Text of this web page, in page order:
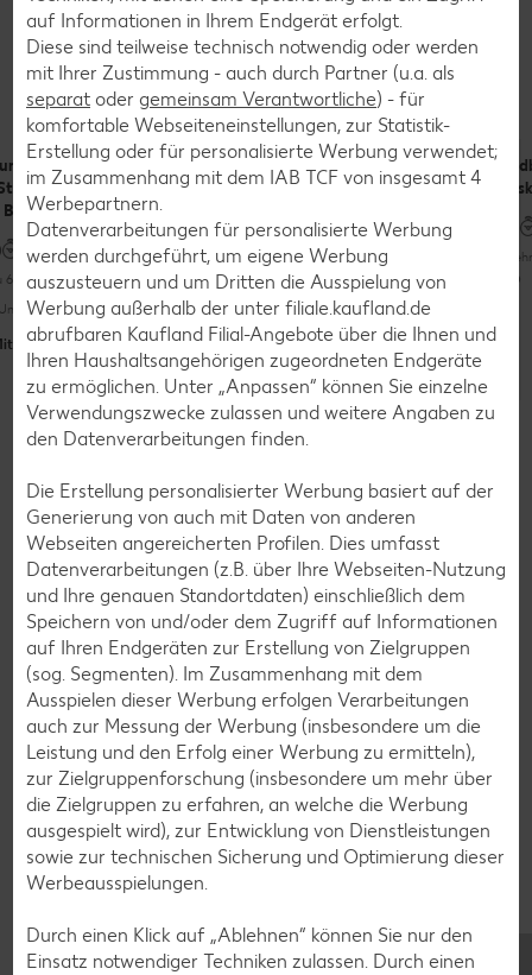
Rezepte
Leckere Backrezepte mit Backpulver oder
Natron
Blech
60 Minuten
Video
Pfannkuchen
mit Beeren
Bis zu 30 Minuten
Unkompliziert
Puddingkuchen
ohne Mehl (5-
Rezept)
Bis zu 30 Minuten
Unkompliziert
Mit Video
Weitere Rezepte entdecken
Zurück zum Lebensmittellexikon
Das könnte dich auch
interessieren
auf Informationen in Ihrem Endgerät erfolgt.
Diese sind teilweise technisch notwendig oder werden
mit Ihrer Zustimmung - auch durch Partner (u.a. als
separat oder gemeinsam Verantwortliche) - für
komfortable Webseiteneinstellungen, zur Statistik-
Erstellung oder für personalisierte Werbung verwendet;
im Zusammenhang mit dem IAB TCF von insgesamt 4
Werbepartnern.
Datenverarbeitungen für personalisierte Werbung
werden durchgeführt, um eigene Werbung
auszusteuern und um Dritten die Ausspielung von
Werbung außerhalb der unter filiale.kaufland.de
abrufbaren Kaufland Filial-Angebote über die Ihnen und
Ihren Haushaltsangehörigen zugeordneten Endgeräte
zu ermöglichen. Unter „Anpassen“ können Sie einzelne
Verwendungszwecke zulassen und weitere Angaben zu
den Datenverarbeitungen finden.
Die Erstellung personalisierter Werbung basiert auf der
Generierung von auch mit Daten von anderen
Webseiten angereicherten Profilen. Dies umfasst
Datenverarbeitungen (z.B. über Ihre Webseiten-Nutzung
und Ihre genauen Standortdaten) einschließlich dem
Speichern von und/oder dem Zugriff auf Informationen
auf Ihren Endgeräten zur Erstellung von Zielgruppen
(sog. Segmenten). Im Zusammenhang mit dem
Ausspielen dieser Werbung erfolgen Verarbeitungen
auch zur Messung der Werbung (insbesondere um die
Leistung und den Erfolg einer Werbung zu ermitteln),
zur Zielgruppenforschung (insbesondere um mehr über
die Zielgruppen zu erfahren, an welche die Werbung
ausgespielt wird), zur Entwicklung von Dienstleistungen
sowie zur technischen Sicherung und Optimierung dieser
Werbeausspielungen.
Durch einen Klick auf „Ablehnen“ können Sie nur den
Einsatz notwendiger Techniken zulassen. Durch einen